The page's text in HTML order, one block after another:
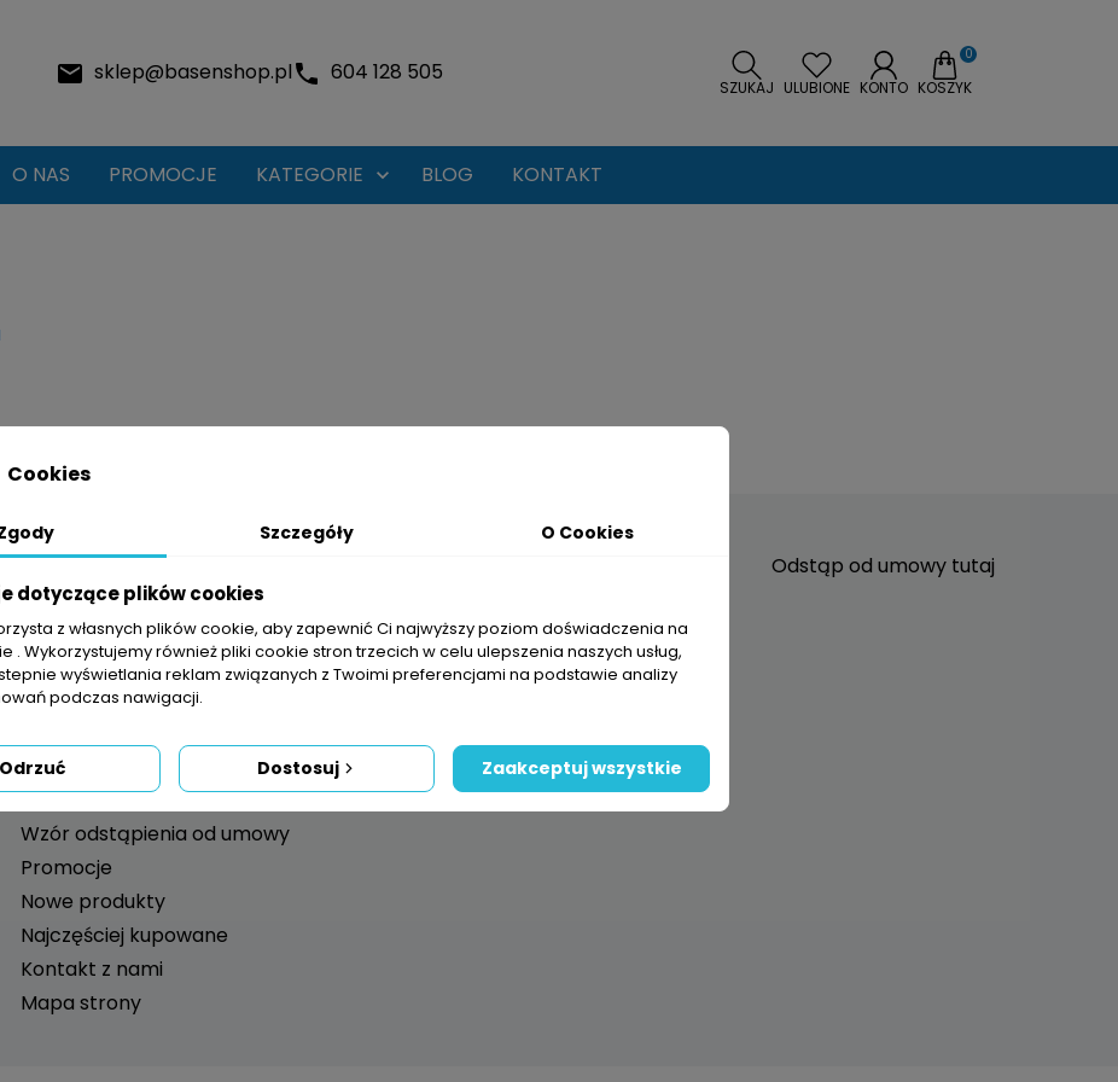
sklep@basenshop.pl 604 128 505
SZUKAJ ULUBIONE KONTO KOSZYK
0
O NAS PROMOCJE KATEGORIE  BLOG KONTAKT
Menu
Regulamin
Polityka prywatności
O nas
Leksykon
Kalkulatory basenowe
Wzór odstąpienia od umowy
Promocje
Nowe produkty
Najczęściej kupowane
Kontakt z nami
Mapa strony
Dane osobowe
Zwroty produktów
Odstąp od umowy tutaj
Cookies
Szczegóły O Cookies
dotyczące plików cookies
z własnych plików cookie, aby zapewnić Ci najwyższy poziom doświadczenia na
. Wykorzystujemy również pliki cookie stron trzecich w celu ulepszenia naszych usług,
wyświetlania reklam związanych z Twoimi preferencjami na podstawie analizy
podczas nawigacji.
Odrzuć Dostosuj Zaakceptuj wszystkie